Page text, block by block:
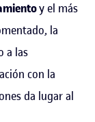
y el más
la
a las
con la
da lugar al